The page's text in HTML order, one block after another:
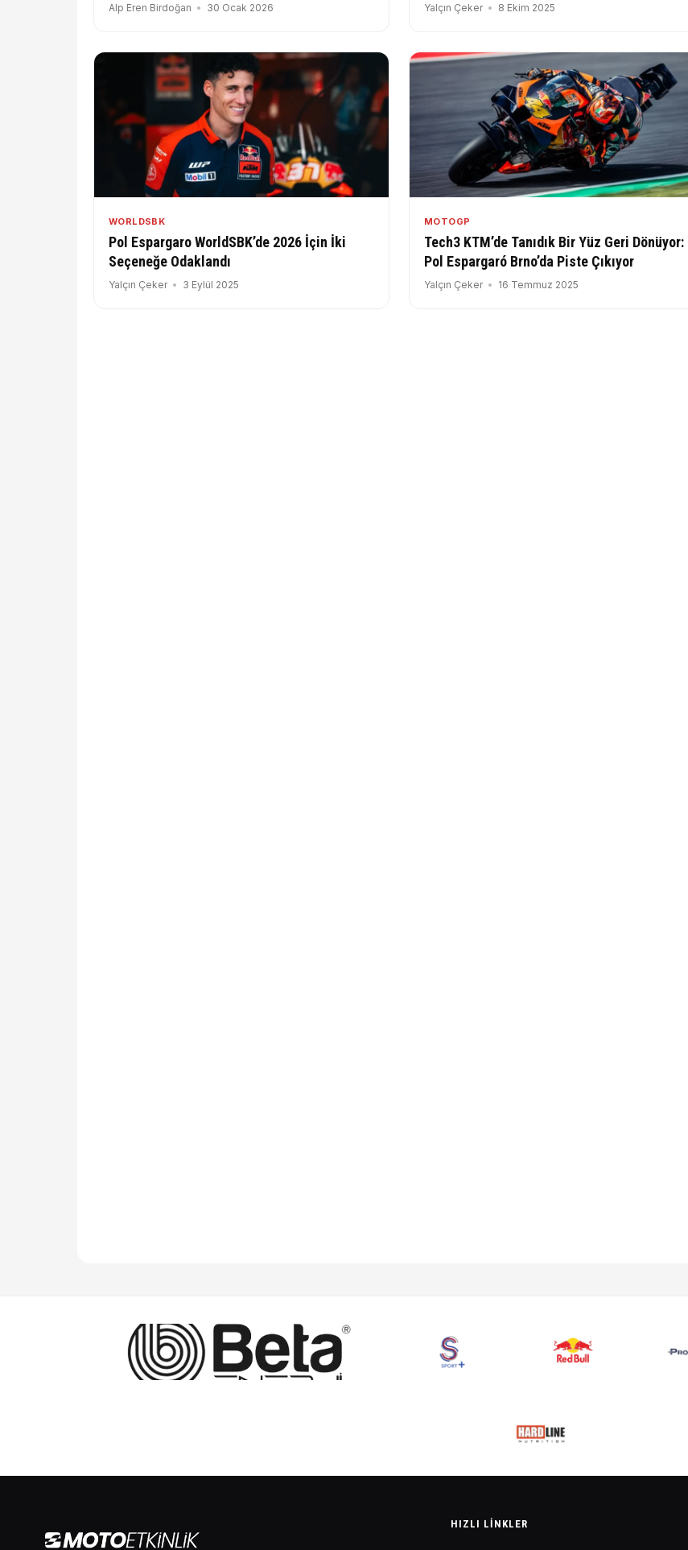
Alp Eren Birdoğan 30 Ocak 2026 Yalçın Çeker 8 Ekim 2025
WORLDSBK
Pol Espargaro WorldSBK’de 2026 İçin İki
Seçeneğe Odaklandı
Yalçın Çeker 3 Eylül 2025
MOTOGP
Tech3 KTM’de Tanıdık Bir Yüz Geri Dönüyor:
Pol Espargaró Brno’da Piste Çıkıyor
Yalçın Çeker 16 Temmuz 2025
HIZLI LINKLER